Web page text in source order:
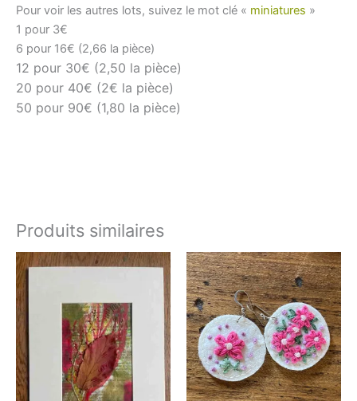
Pour voir les autres lots, suivez le mot clé « miniatures »
1 pour 3€
6 pour 16€ (2,66 la pièce)
12 pour 30€ (2,50 la pièce)
20 pour 40€ (2€ la pièce)
50 pour 90€ (1,80 la pièce)
Produits similaires